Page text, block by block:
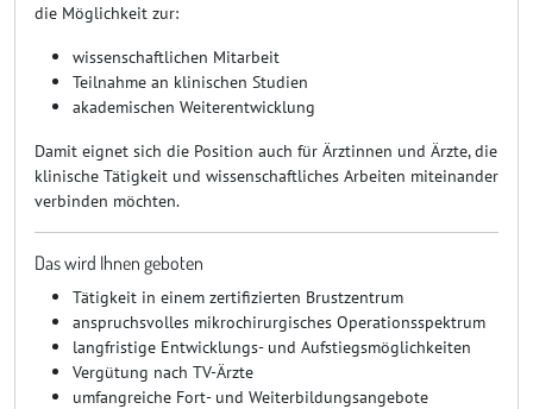
die Möglichkeit zur:
wissenschaftlichen Mitarbeit
Teilnahme an klinischen Studien
akademischen Weiterentwicklung
Damit eignet sich die Position auch für Ärztinnen und Ärzte, die
klinische Tätigkeit und wissenschaftliches Arbeiten miteinander
verbinden möchten.
Das wird Ihnen geboten
Tätigkeit in einem zertifizierten Brustzentrum
anspruchsvolles mikrochirurgisches Operationsspektrum
langfristige Entwicklungs- und Aufstiegsmöglichkeiten
Vergütung nach TV-Ärzte
umfangreiche Fort- und Weiterbildungsangebote